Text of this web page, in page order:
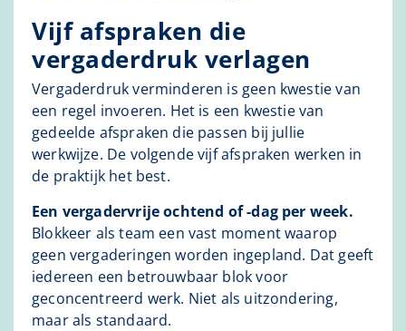
Vijf afspraken die
vergaderdruk verlagen
Vergaderdruk verminderen is geen kwestie van
een regel invoeren. Het is een kwestie van
gedeelde afspraken die passen bij jullie
werkwijze. De volgende vijf afspraken werken in
de praktijk het best.
Een vergadervrije ochtend of -dag per week.
Blokkeer als team een vast moment waarop
geen vergaderingen worden ingepland. Dat geeft
iedereen een betrouwbaar blok voor
geconcentreerd werk. Niet als uitzondering,
maar als standaard.